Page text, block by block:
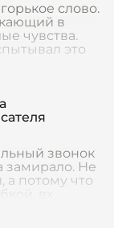
слово.
в
чувства.
это
звонок
замирало. Не
а потому что
вх